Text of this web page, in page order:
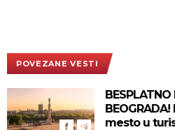
POVEZANE VESTI
BESPLATNO
mesto u